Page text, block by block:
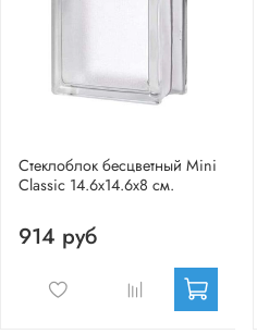
Стеклоблок бесцветный Mini
Classic 14.6x14.6x8 см.
914 руб